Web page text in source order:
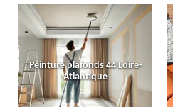
Peinture plafonds 44 Loire-
Atlantique